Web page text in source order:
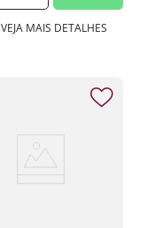
VEJA MAIS DETALHES